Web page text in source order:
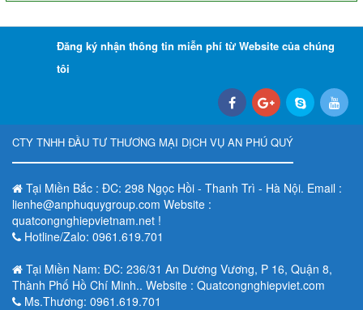
Đăng ký nhận thông tin miễn phí từ Website của chúng
tôi
CTY TNHH ĐẦU TƯ THƯƠNG MẠI DỊCH VỤ AN PHÚ QUÝ
Tại Miền Bắc : ĐC: 298 Ngọc Hồi - Thanh Trì - Hà Nội. Email :
lienhe@anphuquygroup.com Website :
quatcongnghiepvietnam.net !
Hotline/Zalo: 0961.619.701
Tại Miền Nam: ĐC: 236/31 An Dương Vương, P 16, Quận 8,
Thành Phố Hồ Chí Minh.. Website : Quatcongnghiepviet.com
Ms.Thương: 0961.619.701